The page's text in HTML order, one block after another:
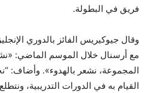
فريق في البطولة.
وقال جيوكيريس الفائز بالدوري
مع أرسنال خلال الموسم الماضي:
المجموعة، نشعر بالهدوء». وأضاف:
القيام به في الدورات التدريبية،